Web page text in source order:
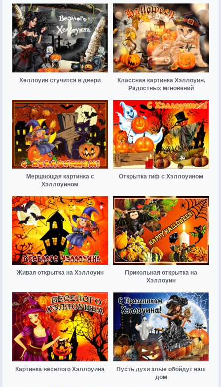
Хеллоуин стучится в двери
Классная картинка Хэллоуин.
Радостных мгновений
Мерцающая картинка с
Хэллоуином
Открытка гиф с Хэллоуином
Живая открытка на Хэллоуин
Прикольная открытка на
Хэллоуин
Картинка веселого Хэллоуина
Пусть духи злые обойдут ваш
дом